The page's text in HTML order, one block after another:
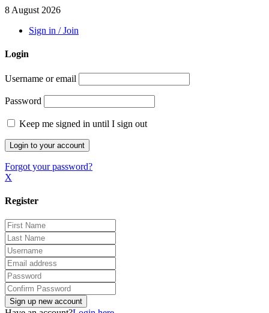
8 August 2026
Sign in / Join
Login
Username or email
Password
Keep me signed in until I sign out
Forgot your password?
X
Register